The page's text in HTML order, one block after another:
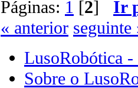
Páginas: 1 [2] Ir
« anterior seguinte
LusoRobótica -
Sobre o